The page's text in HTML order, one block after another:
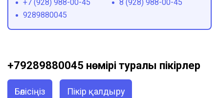
+7 (928) 988-00-45
8 (928) 988-00-45
9289880045
+79289880045 нөмірі туралы пікірлер
Бөлісіңіз Пікір қалдыру